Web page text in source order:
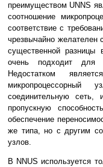
преимуществом UNNS
соотношение
соответствие с
чрезвычайно желателен
существенной
очень подходит для
Недостатком
микропроцессорный
соединительную сеть,
пропускную
обеспечение
же типа, но с другим
узлов.
В NNUS используется